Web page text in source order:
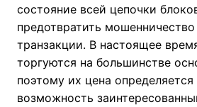
состояние всей цепочки
предотвратить
транзакции. В настоящее
торгуются на большинстве
поэтому их цена
возможность